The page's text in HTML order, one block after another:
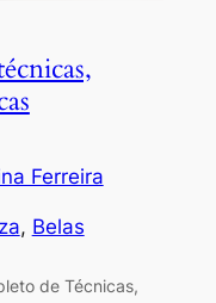
Ferreira
, Belas
de Técnicas,